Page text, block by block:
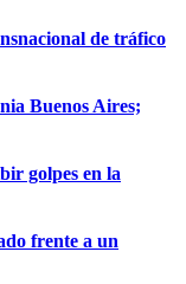
de tráfico
Buenos Aires;
golpes en la
frente a un